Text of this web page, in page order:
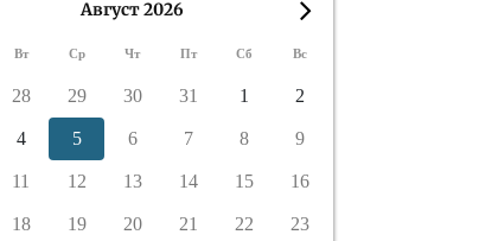
Август 2026
Вт Ср Чт Пт Сб Вс
28 29 30 31 1 2
4 5 6 7 8 9
11 12 13 14 15 16
18 19 20 21 22 23